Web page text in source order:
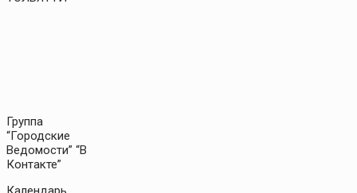
Группа
“Городские
Ведомости” “В
Контакте”